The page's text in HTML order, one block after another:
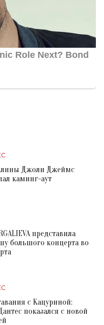
Джоли Джеймс
каминг-аут
представила
большого концерта во
с Кацуриной:
показался с новой